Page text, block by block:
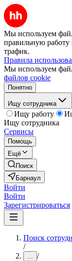
Мы используем
правильную работу
трафик.
Правила
Мы используем
файлов cookie
Понятно
Ищу сотрудника
Ищу работу
Ищу сотрудника
Сервисы
Помощь
Ещё
Поиск
Барнаул
Войти
Войти
Зарегистрироваться
Поиск
/
... /